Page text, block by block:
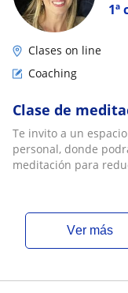
1ª
Clases on line
Coaching
Clase de
Te invito a un
personal, donde
meditación para
ver más